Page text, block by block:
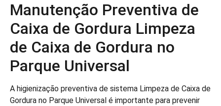
Manutenção Preventiva de
Caixa de Gordura Limpeza
de Caixa de Gordura no
Parque Universal
A higienização preventiva de sistema Limpeza de Caixa de
Gordura no Parque Universal é importante para prevenir